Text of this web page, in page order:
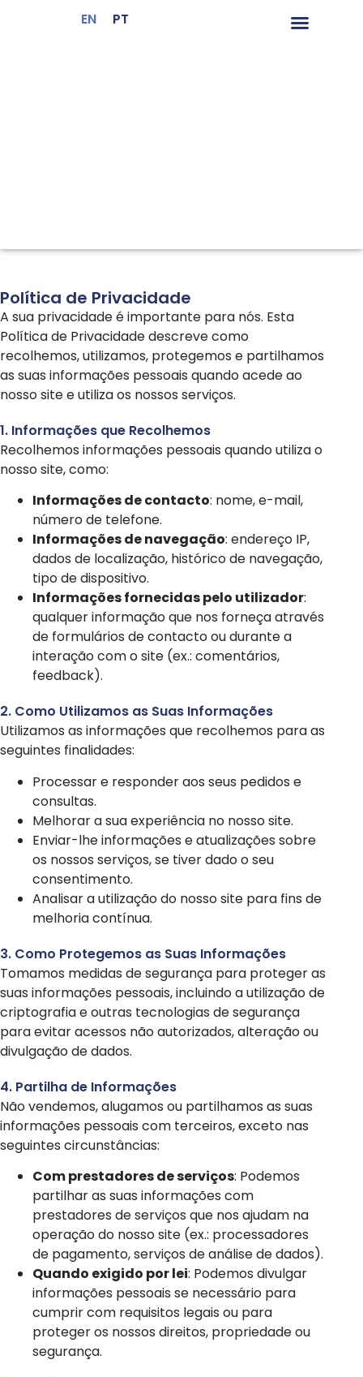
EN PT
Política de Privacidade
A sua privacidade é importante para nós. Esta
Política de Privacidade descreve como
recolhemos, utilizamos, protegemos e partilhamos
as suas informações pessoais quando acede ao
nosso site e utiliza os nossos serviços.
1. Informações que Recolhemos
Recolhemos informações pessoais quando utiliza o
nosso site, como:
Informações de contacto: nome, e-mail,
número de telefone.
Informações de navegação: endereço IP,
dados de localização, histórico de navegação,
tipo de dispositivo.
Informações fornecidas pelo utilizador:
qualquer informação que nos forneça através
de formulários de contacto ou durante a
interação com o site (ex.: comentários,
feedback).
2. Como Utilizamos as Suas Informações
Utilizamos as informações que recolhemos para as
seguintes finalidades:
Processar e responder aos seus pedidos e
consultas.
Melhorar a sua experiência no nosso site.
Enviar-lhe informações e atualizações sobre
os nossos serviços, se tiver dado o seu
consentimento.
Analisar a utilização do nosso site para fins de
melhoria contínua.
3. Como Protegemos as Suas Informações
Tomamos medidas de segurança para proteger as
suas informações pessoais, incluindo a utilização de
criptografia e outras tecnologias de segurança
para evitar acessos não autorizados, alteração ou
divulgação de dados.
4. Partilha de Informações
Não vendemos, alugamos ou partilhamos as suas
informações pessoais com terceiros, exceto nas
seguintes circunstâncias:
Com prestadores de serviços: Podemos
partilhar as suas informações com
prestadores de serviços que nos ajudam na
operação do nosso site (ex.: processadores
de pagamento, serviços de análise de dados).
Quando exigido por lei: Podemos divulgar
informações pessoais se necessário para
cumprir com requisitos legais ou para
proteger os nossos direitos, propriedade ou
segurança.